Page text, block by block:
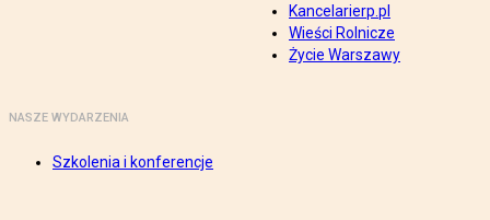
Kancelarierp.pl
Wieści Rolnicze
Życie Warszawy
NASZE WYDARZENIA
Szkolenia i konferencje